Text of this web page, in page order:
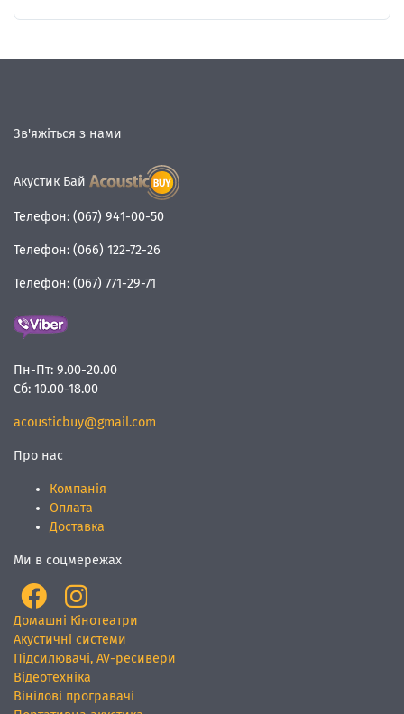
Зв'яжіться з нами
Акустик Бай
Телефон: (067) 941-00-50
Телефон: (066) 122-72-26
Телефон: (067) 771-29-71
Пн-Пт: 9.00-20.00
Сб: 10.00-18.00
acousticbuy@gmail.com
Про нас
Компанія
Оплата
Доставка
Ми в соцмережах
Домашні Кінотеатри
Акустичні системи
Підсилювачі, AV-ресивери
Відеотехніка
Вінілові програвачі